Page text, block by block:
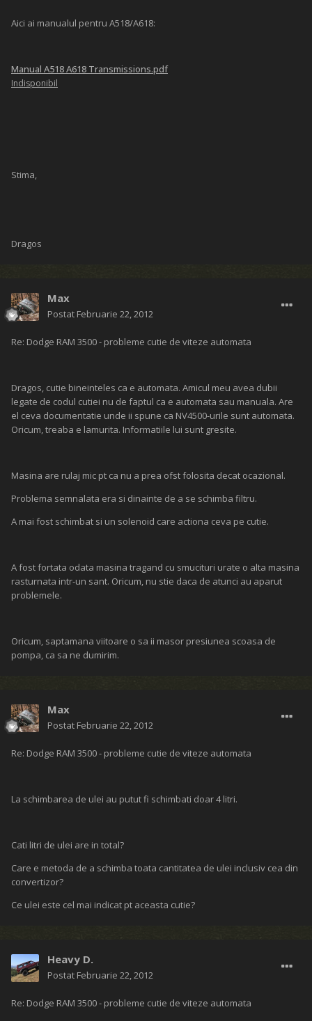
Aici ai manualul pentru A518/A618:
Manual A518 A618 Transmissions.pdf
Indisponibil
Stima,
Dragos
Max
Postat Februarie 22, 2012
Re: Dodge RAM 3500 - probleme cutie de viteze automata
Dragos, cutie bineinteles ca e automata. Amicul meu avea dubii
legate de codul cutiei nu de faptul ca e automata sau manuala. Are
el ceva documentatie unde ii spune ca NV4500-urile sunt automata.
Oricum, treaba e lamurita. Informatiile lui sunt gresite.
Masina are rulaj mic pt ca nu a prea ofst folosita decat ocazional.
Problema semnalata era si dinainte de a se schimba filtru.
A mai fost schimbat si un solenoid care actiona ceva pe cutie.
A fost fortata odata masina tragand cu smucituri urate o alta masina
rasturnata intr-un sant. Oricum, nu stie daca de atunci au aparut
problemele.
Oricum, saptamana viitoare o sa ii masor presiunea scoasa de
pompa, ca sa ne dumirim.
Max
Postat Februarie 22, 2012
Re: Dodge RAM 3500 - probleme cutie de viteze automata
La schimbarea de ulei au putut fi schimbati doar 4 litri.
Cati litri de ulei are in total?
Care e metoda de a schimba toata cantitatea de ulei inclusiv cea din
convertizor?
Ce ulei este cel mai indicat pt aceasta cutie?
Heavy D.
Postat Februarie 22, 2012
Re: Dodge RAM 3500 - probleme cutie de viteze automata